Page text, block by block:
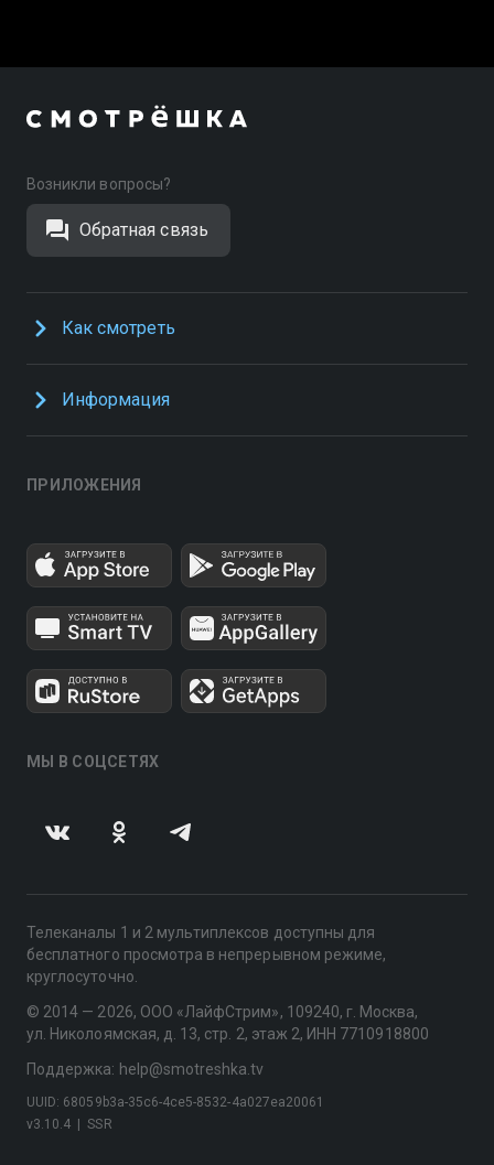
Возникли вопросы?
Обратная связь
Как смотреть
Информация
ПРИЛОЖЕНИЯ
МЫ В СОЦСЕТЯХ
Телеканалы 1 и 2 мультиплексов доступны для
бесплатного просмотра в непрерывном режиме,
круглосуточно.
© 2014 — 2026, ООО «ЛайфСтрим», 109240, г. Москва,
ул. Николоямская, д. 13, стр. 2, этаж 2, ИНН 7710918800
Поддержка: help@smotreshka.tv
v3.10.4 SSR
UUID: 68059b3a-35c6-4ce5-8532-4a027ea20061